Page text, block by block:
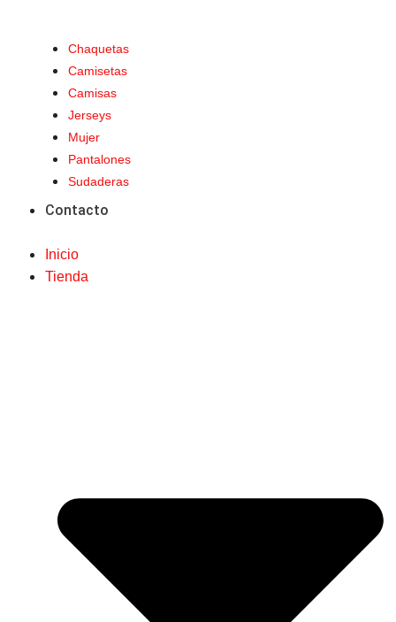
Chaquetas
Camisetas
Camisas
Jerseys
Mujer
Pantalones
Sudaderas
Contacto
Inicio
Tienda